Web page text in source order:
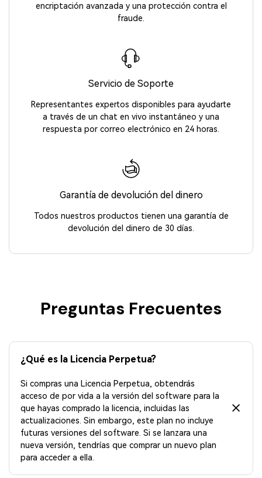
encriptación avanzada y una protección contra el
fraude.
Servicio de Soporte
Representantes expertos disponibles para ayudarte
a través de un chat en vivo instantáneo y una
respuesta por correo electrónico en 24 horas.
Garantía de devolución del dinero
Todos nuestros productos tienen una garantía de
devolución del dinero de 30 días.
Preguntas Frecuentes
¿Qué es la Licencia Perpetua?
Si compras una Licencia Perpetua, obtendrás
acceso de por vida a la versión del software para la
que hayas comprado la licencia, incluidas las
actualizaciones. Sin embargo, este plan no incluye
futuras versiones del software. Si se lanzara una
nueva versión, tendrías que comprar un nuevo plan
para acceder a ella.